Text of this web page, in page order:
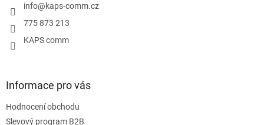
info@kaps-comm.cz
775 873 213
KAPS comm
Informace pro vás
Hodnocení obchodu
Slevový program B2B